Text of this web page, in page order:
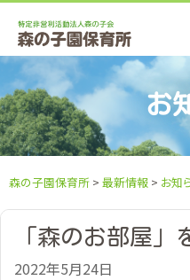
content
お
森の子園保育所 > 最新情報 > お知
「森のお部屋」
2022年5月24日